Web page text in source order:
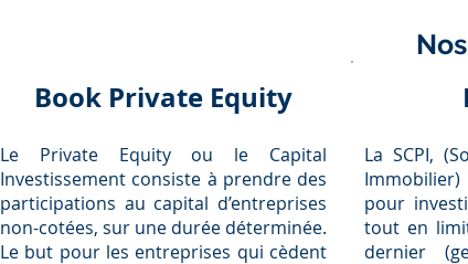
Book Private Equity
Le Private Equity ou le Capital
Investissement consiste à prendre des
participations au capital d’entreprises
non-cotées, sur une durée déterminée.
Le but pour les entreprises qui cèdent
La SCPI,
pour
tout en
dernier